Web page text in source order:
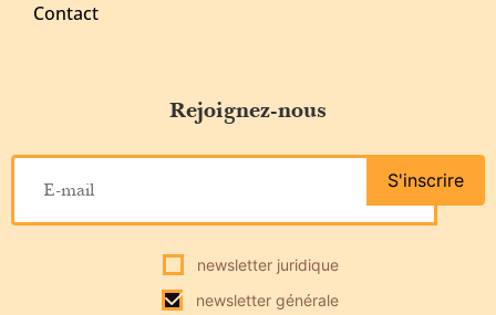
Contact
Rejoignez-nous
newsletter juridique
newsletter générale
S'inscrire